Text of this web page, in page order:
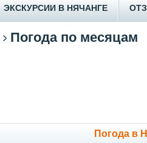
ЭКСКУРСИИ В НЯЧАНГЕ
Погода по месяцам
Погода в